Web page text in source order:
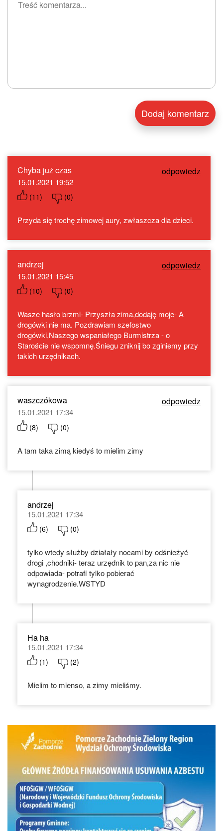
Chyba już czas odpowiedz
15.01.2021 19:52
(11) (0)
Przyda się trochę zimowej aury, zwłaszcza dla dzieci.
andrzej odpowiedz
15.01.2021 15:45
(10) (0)
Wasze hasło brzmi- Przyszła zima,dodaję moje- A
drogówki nie ma. Pozdrawiam szefostwo
drogówki,Naszego wspaniałego Burmistrza - o
Staroście nie wspomnę.Śniegu zniknij bo zginiemy przy
takich urzędnikach.
waszczókowa odpowiedz
15.01.2021 17:34
(8) (0)
A tam taka zimą kiedyś to mielim zimy
andrzej
15.01.2021 17:34
(6) (0)
tylko wtedy służby działały nocami by odśnieżyć
drogi ,chodniki- teraz urzędnik to pan,za nic nie
odpowiada- potrafi tylko pobierać
wynagrodzenie.WSTYD
Ha ha
15.01.2021 17:34
(1) (2)
Mielim to mienso, a zimy mieliśmy.